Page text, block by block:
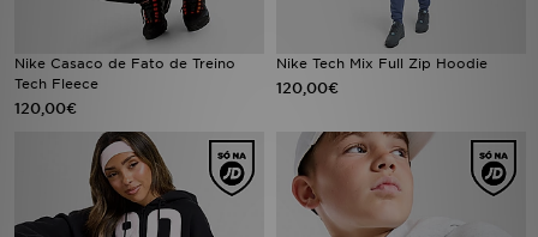
Nike Casaco de Fato de Treino
Tech Fleece
120,00€
Nike Tech Mix Full Zip Hoodie
120,00€
TRABALHA CONNOSCO
FAQs